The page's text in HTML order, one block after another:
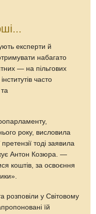
експерти й
набагато
— на пільгових
часто
року, висловила
тоді заявила
Антон Козюра. —
коштів, за освоєння
розповіли у Світовому
їй